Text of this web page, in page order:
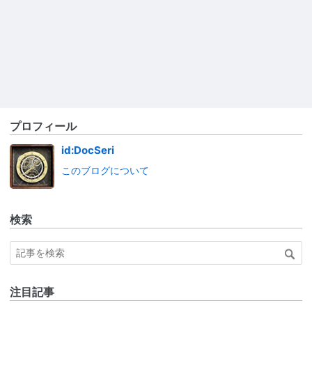
プロフィール
id:DocSeri
このブログについて
検索
注目記事